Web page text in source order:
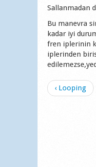
Sallanmadan
Bu manevra
kadar iyi
fren iplerinin
iplerinden
‹ Looping